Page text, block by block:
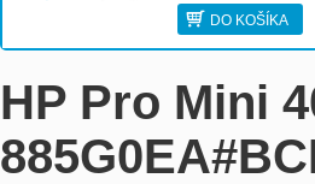
DO KOŠÍKA
HP Pro Mini